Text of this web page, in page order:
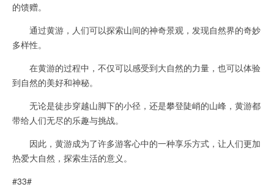
的馈赠。
通过黄游，人们可以探索山间的神奇景观，发现自然界的奇妙
多样性。
在黄游的过程中，不仅可以感受到大自然的力量，也可以体验
到自然的美好和神秘。
无论是徒步穿越山脚下的小径，还是攀登陡峭的山峰，黄游都
带给人们无尽的乐趣与挑战。
因此，黄游成为了许多游客心中的一种享乐方式，让人们更加
热爱大自然，探索生活的意义。
#33#